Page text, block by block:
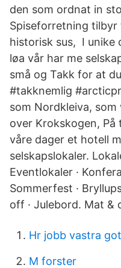
den som ordnat in
Spiseforretning tilbyr
historisk sus, I unike
løa vår har me
små og Takk for at
#takknemlig
som Nordkleiva,
over Krokskogen, På
våre dager et hotell
selskapslokaler.
Eventlokaler ·
Sommerfest ·
off · Julebord. Mat &
Hr jobb vastra
M forster